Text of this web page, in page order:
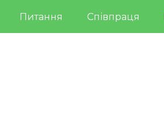
Питання Співпраця